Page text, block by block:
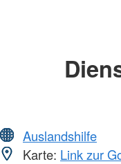
Auslandshilfe
Karte: Link zur